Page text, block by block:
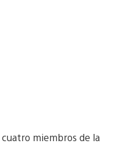
cuatro miembros de la